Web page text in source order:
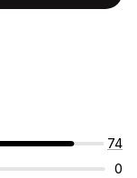
74
0